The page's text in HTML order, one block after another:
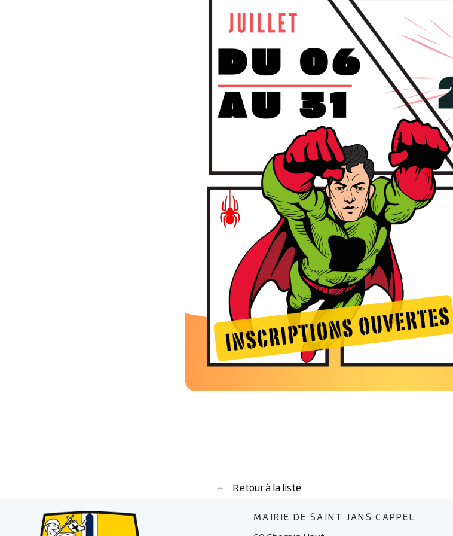
Retour à la liste
Retour à la liste
MAIRIE DE SAINT JANS CAPPEL